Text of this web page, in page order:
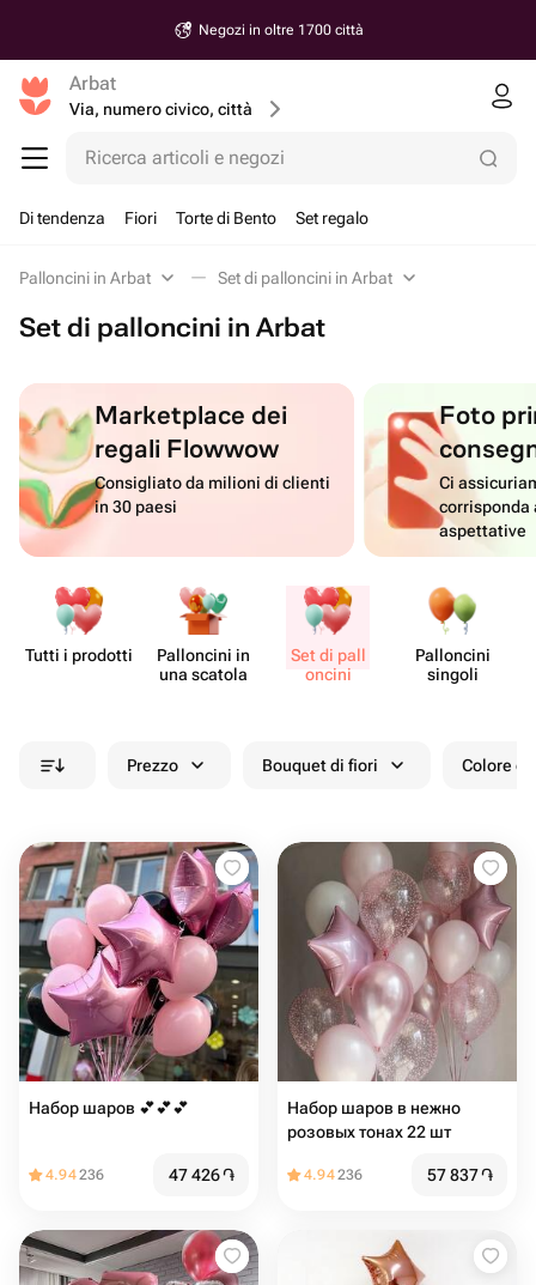
Negozi in oltre 1700 città
Arbat
Via, numero civico, città
Ricerca articoli e negozi
Di tendenza Fiori Torte di Bento Set regalo
Palloncini in Arbat Set di palloncini in Arbat
Set di palloncini in Arbat
Marketplace dei
regali Flowwow
Consigliato da milioni di clienti
in 30 paesi
Foto
Ci
corrisponda
aspettative
Tutti i prodotti
Pall​oncini in
una scatola
Set di pall​
oncini
Pall​oncini
singoli
Prezzo Bouquet di fiori Colore
Набор шаров 💕💕💕
4.94236 47 426֏
Набор шаров в нежно
розовых тонах 22 шт
4.94236 57 837֏